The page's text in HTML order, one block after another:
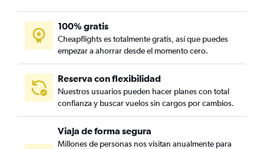
100% gratis
Cheapflights es totalmente gratis, así que puedes
empezar a ahorrar desde el momento cero.
Reserva con flexibilidad
Nuestros usuarios pueden hacer planes con total
confianza y buscar vuelos sin cargos por cambios.
Viaja de forma segura
Millones de personas nos visitan anualmente para